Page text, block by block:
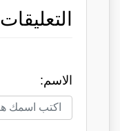
التعليقات
الاسم: